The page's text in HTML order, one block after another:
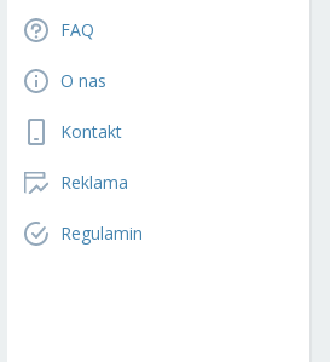
FAQ
O nas
Kontakt
Reklama
Regulamin